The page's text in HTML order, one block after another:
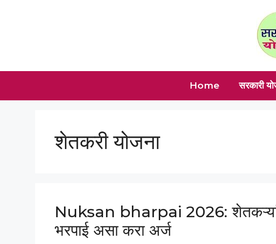
Home सरकारी
शेतकरी योजना
Nuksan bharpai 2026:
भरपाई असा करा अर्ज